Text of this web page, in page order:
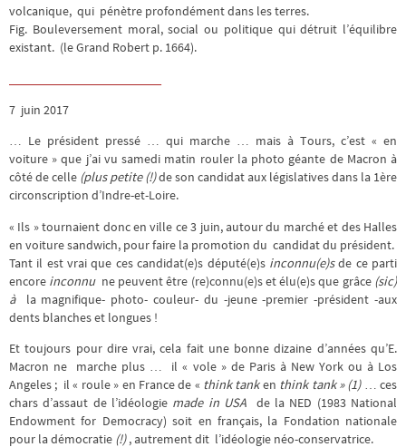
volcanique, qui pénètre profondément dans les terres.
Fig. Bouleversement moral, social ou politique qui détruit l’équilibre
existant. (le Grand Robert p. 1664).
7 juin 2017
… Le président pressé … qui marche … mais à Tours, c’est « en
voiture » que j’ai vu samedi matin rouler la photo géante de Macron à
côté de celle (plus petite (!)de son candidat aux législatives dans la 1ère
circonscription d’Indre-et-Loire.
« Ils » tournaient donc en ville ce 3 juin, autour du marché et des Halles
en voiture sandwich, pour faire la promotion du candidat du président.
Tant il est vrai que ces candidat(e)s député(e)s inconnu(e)sde ce parti
encore inconnu ne peuvent être (re)connu(e)s et élu(e)s que grâce (sic)
à
la magnifique- photo- couleur- du -jeune -premier -président -aux
dents blanches et longues !
Et toujours pour dire vrai, cela fait une bonne dizaine d’années qu’E.
Macron ne marche plus … il « vole » de Paris à New York ou à Los
Angeles ; il « roule » en France de « think tanken think tank » (1)… ces
chars d’assaut de l’idéologie made in USA de la NED (1983 National
Endowment for Democracy) soit en français, la Fondation nationale
pour la démocratie (!), autrement dit l’idéologie néo-conservatrice.